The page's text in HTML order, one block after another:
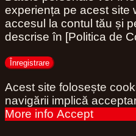
experiența pe acest site
accesul la contul tău și
descrise în [Politica de
Înregistrare
Acest site folosește
navigării implică
More info Accept